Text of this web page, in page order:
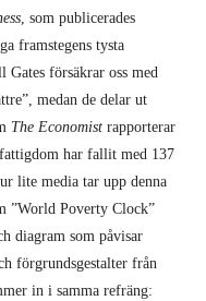
, som publicerades
framstegens tysta
försäkrar oss med
medan de delar ut
The Economist rapporterar
har fallit med 137
lite media tar upp denna
”World Poverty Clock”
diagram som påvisar
förgrundsgestalter från
in i samma refräng: